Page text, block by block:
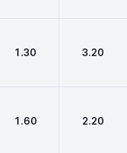
1.30 3.20
1.60 2.20